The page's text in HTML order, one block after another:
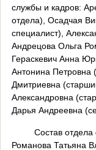
службы и кадров:
отдела), Осадчая
специалист),
Андрецова Ольга
Гераскевич Анна
Антонина Петровна
Дмитриевна
Александровна
Дарья Андреевна
Состав отдела
Романова Татьяна